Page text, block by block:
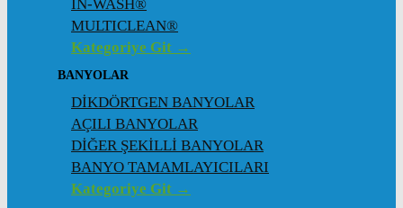
IN-WASH®
MULTICLEAN®
Kategoriye Git →
BANYOLAR
DİKDÖRTGEN BANYOLAR
AÇILI BANYOLAR
DİĞER ŞEKİLLİ BANYOLAR
BANYO TAMAMLAYICILARI
Kategoriye Git →